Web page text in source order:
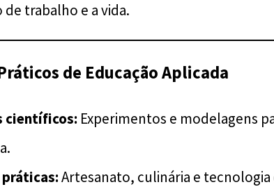
de trabalho e a vida.
de Educação Aplicada
científicos: Experimentos e modelagens
Artesanato, culinária e